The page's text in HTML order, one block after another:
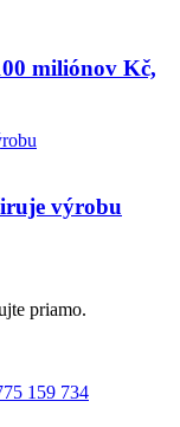
miliónov Kč,
výrobu
priamo.
159 734